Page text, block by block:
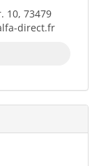
10, 73479
direct.fr